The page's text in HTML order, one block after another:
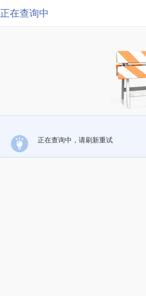
正在查询中
正在查询中，请刷新重试